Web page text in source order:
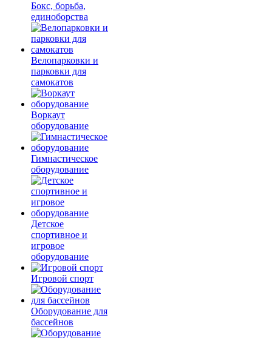
Бокс, борьба,
единоборства
Велопарковки и
парковки для
самокатов
Воркаут
оборудование
Гимнастическое
оборудование
Детское
спортивное и
игровое
оборудование
Игровой спорт
Оборудование для
бассейнов